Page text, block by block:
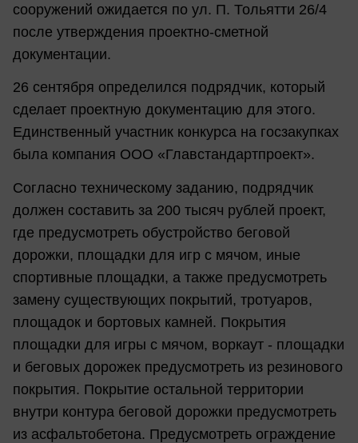
сооружений ожидается по ул. П. Тольятти 26/4
после утверждения проектно-сметной
документации.
26 сентября определился подрядчик, который
сделает проектную документацию для этого.
Единственный участник конкурса на госзакупках
была компания ООО «Главстандартпроект».
Согласно техническому заданию, подрядчик
должен составить за 200 тысяч рублей проект,
где предусмотреть обустройство беговой
дорожки, площадки для игр с мячом, иные
спортивные площадки, а также предусмотреть
замену существующих покрытий, тротуаров,
площадок и бортовых камней. Покрытия
площадки для игры с мячом, воркаут - площадки
и беговых дорожек предусмотреть из резинового
покрытия. Покрытие остальной территории
внутри контура беговой дорожки предусмотреть
из асфальтобетона. Предусмотреть ограждение